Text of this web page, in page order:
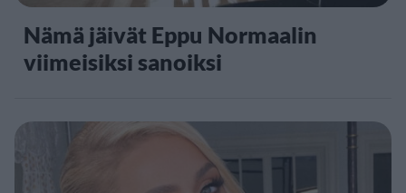
Nämä jäivät Eppu Normaalin
viimeisiksi sanoiksi